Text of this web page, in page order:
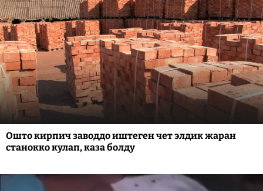
Ошто кирпич заводдо иштеген чет элдик жаран
станокко кулап, каза болду